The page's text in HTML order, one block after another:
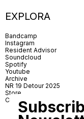
EXPLORA
Bandcamp
Instagram
Resident Advisor
Soundcloud
Spotify
Youtube
Archive
NR 19 Detour 2025
Store
Contact